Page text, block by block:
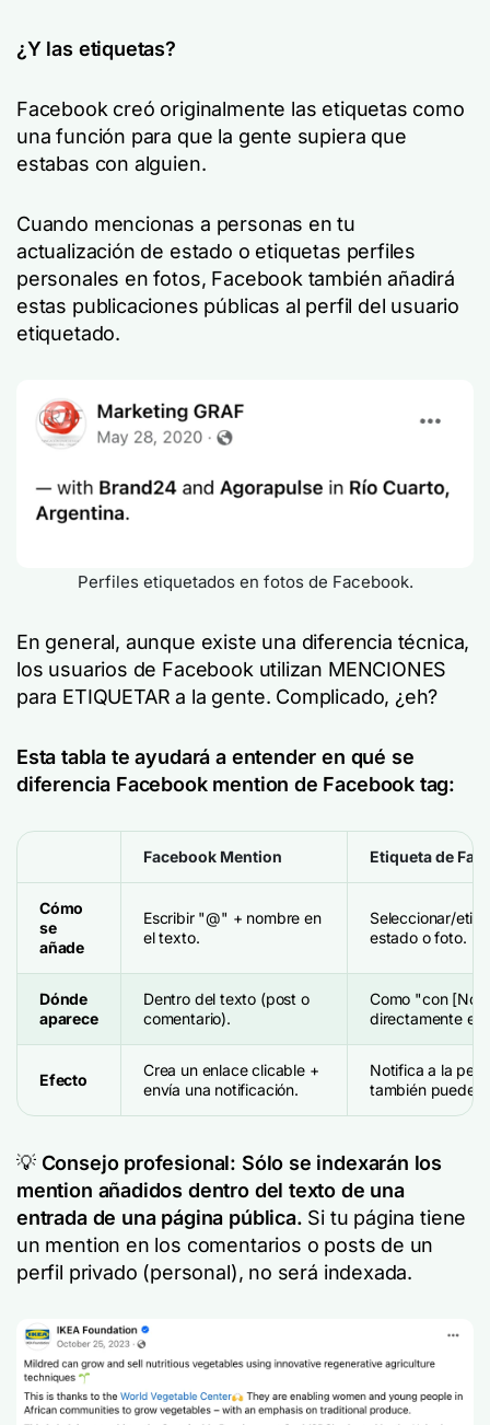
¿Y las etiquetas?
Facebook creó originalmente las etiquetas como
una función para que la gente supiera que
estabas con alguien.
Cuando mencionas a personas en tu
actualización de estado o etiquetas perfiles
personales en fotos, Facebook también añadirá
estas publicaciones públicas al perfil del usuario
etiquetado.
Perfiles etiquetados en fotos de Facebook.
En general, aunque existe una diferencia técnica,
los usuarios de Facebook utilizan MENCIONES
para ETIQUETAR a la gente. Complicado, ¿eh?
Esta tabla te ayudará a entender en qué se
diferencia Facebook mention de Facebook tag:
Facebook Mention Etiqueta de
Cómo
se
añade
Escribir "@" + nombre en
el texto.
Seleccionar/
estado o foto.
Dónde
aparece
Dentro del texto (post o
comentario).
Como "con
directamente en
Efecto
Crea un enlace clicable +
envía una notificación.
Notifica a la
también puede
💡 Consejo profesional: Sólo se indexarán los
mention añadidos dentro del texto de una
entrada de una página pública. Si tu página tiene
un mention en los comentarios o posts de un
perfil privado (personal), no será indexada.